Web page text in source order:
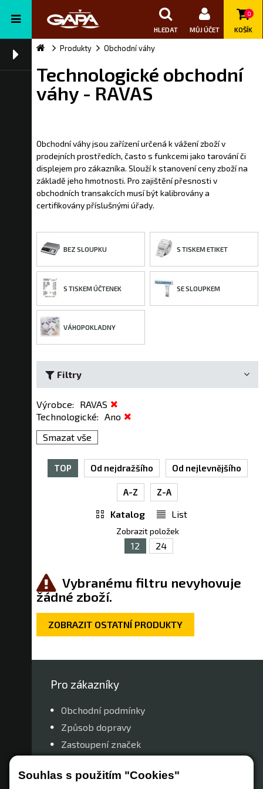
Souhlas s použitím "Cookies"
HLEDAT MŮJ ÚČET
0
KOŠÍK
Produkty Obchodní váhy
Technologické obchodní
váhy - RAVAS
Obchodní váhy jsou zařízení určená k vážení zboží v
prodejních prostředích, často s funkcemi jako tarování či
displejem pro zákazníka. Slouží k stanovení ceny zboží na
základě jeho hmotnosti. Pro zajištění přesnosti v
obchodních transakcích musí být kalibrovány a
certifikovány příslušnými úřady.
BEZ SLOUPKU S TISKEM ETIKET
S TISKEM ÚČTENEK SE SLOUPKEM
VÁHOPOKLADNY
Filtry
Výrobce:
RAVAS
Technologické: Ano
Smazat vše
TOP Od nejdražšího Od nejlevnějšího
A-Z Z-A
Katalog List
Zobrazit položek
12 24
Vybranému filtru nevyhovuje
žádné zboží.
ZOBRAZIT OSTATNÍ PRODUKTY
Pro zákazníky
Obchodní podmínky
Způsob dopravy
Zastoupení značek
Nastavení soukromí